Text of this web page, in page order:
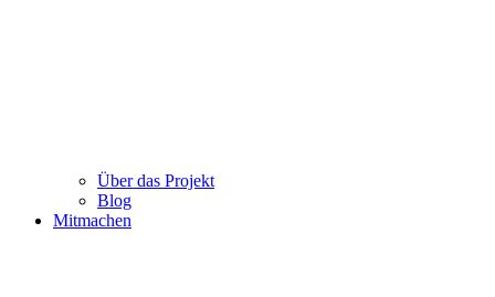
Über das Projekt
Blog
Mitmachen